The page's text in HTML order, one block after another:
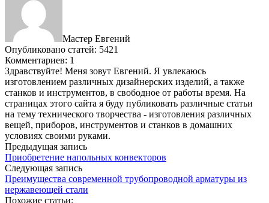
Мастер Евгений
Опубликовано статей: 5421
Комментариев: 1
Здравствуйте! Меня зовут Евгений. Я увлекаюсь
изготовлением различных дизайнерских изделий, а также
станков и инструментов, в свободное от работы время. На
страницах этого сайта я буду публиковать различные статьи
на тему технического творчества - изготовления различных
вещей, приборов, инструментов и станков в домашних
условиях своими руками.
Предыдущая запись
Приобретение напольных конвекторов
Следующая запись
Преимущества современной трубопроводной арматуры из
нержавеющей стали
Похожие статьи: